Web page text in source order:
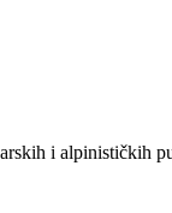
i alpinističkih